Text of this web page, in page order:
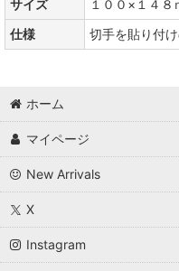
サイズ
１００×１４８
仕様
切手を貼り付
ホーム
マイページ
New Arrivals
X
Instagram